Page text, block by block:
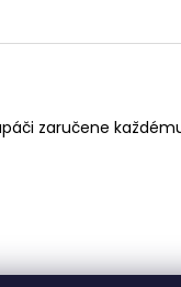
zaručene